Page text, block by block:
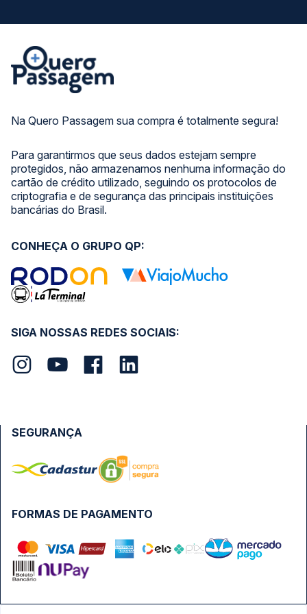
Na Quero Passagem sua compra é totalmente segura!
Para garantirmos que seus dados estejam sempre
protegidos, não armazenamos nenhuma informação do
cartão de crédito utilizado, seguindo os protocolos de
criptografia e de segurança das principais instituições
bancárias do Brasil.
SIGA NOSSAS REDES SOCIAIS:
CONHEÇA O GRUPO QP:
FORMAS DE PAGAMENTO
SEGURANÇA